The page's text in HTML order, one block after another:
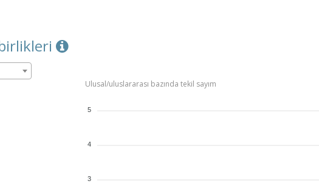
Ulusal/uluslararası bazında tekil sayım
5
4
3